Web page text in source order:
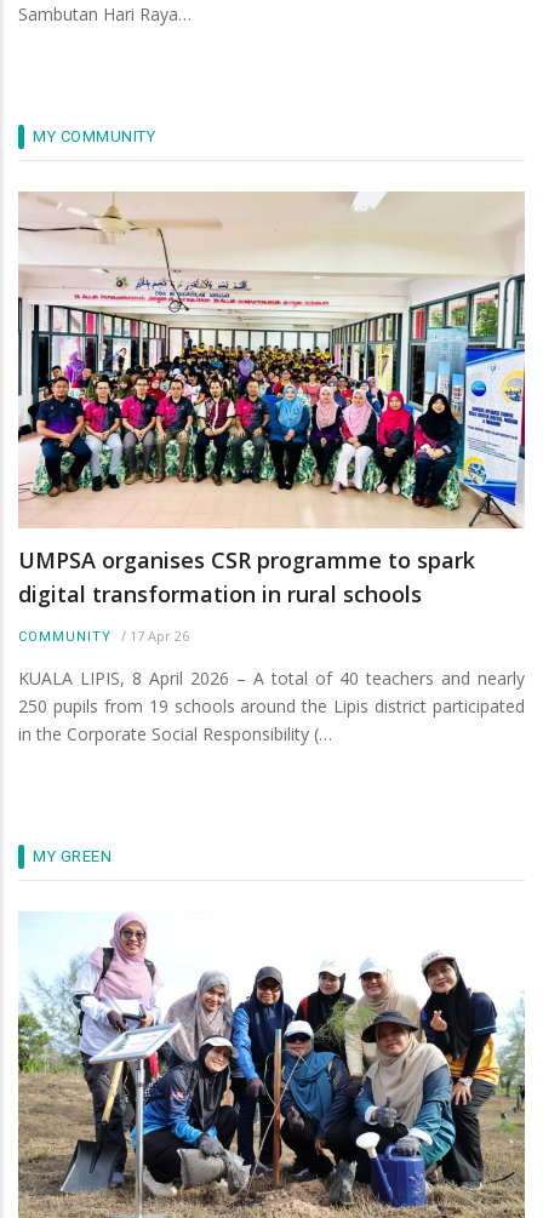
Sambutan Hari Raya…
MY COMMUNITY
UMPSA organises CSR programme to spark
digital transformation in rural schools
COMMUNITY / 17 Apr 26
KUALA LIPIS, 8 April 2026 – A total of 40 teachers and nearly
250 pupils from 19 schools around the Lipis district participated
in the Corporate Social Responsibility (…
MY GREEN